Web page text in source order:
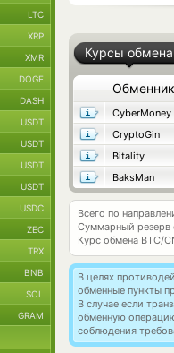
Курсы обмена
Обменник
CyberMoney
CryptoGin
Bitality
BaksMan
Всего по
Суммарный резерв
Курс обмена BTC/
В целях
обменные пункты
В случае если
обменную
соблюдения
LTC
XRP
XMR
DOGE
DASH
USDT
USDT
USDT
USDT
USDC
ZEC
TRX
BNB
SOL
GRAM